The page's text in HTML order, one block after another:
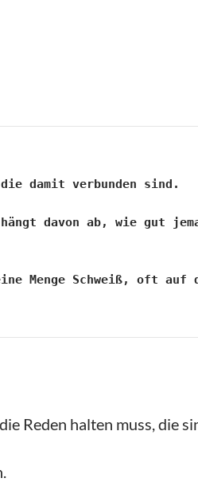
damit verbunden sind.
davon ab, wie gut
Menge Schweiß, oft auf
Reden halten muss, die